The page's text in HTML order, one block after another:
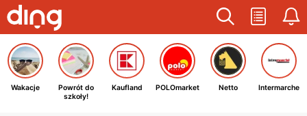
Wakacje
Powrót do
szkoły!
Kaufland POLOmarket Netto Intermarche